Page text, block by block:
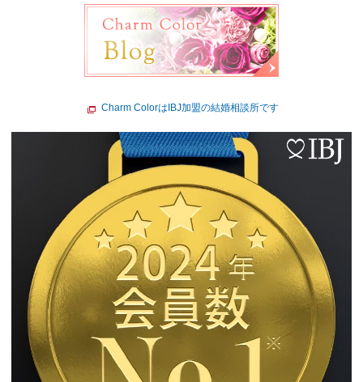
Charm ColorはIBJ加盟の結婚相談所です